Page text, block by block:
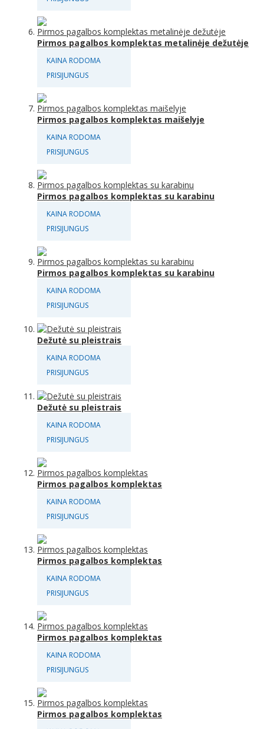
Pirmos pagalbos komplektas metalinėje dežutėje
KAINA RODOMA
PRISIJUNGUS
Pirmos pagalbos komplektas maišelyje
KAINA RODOMA
PRISIJUNGUS
Pirmos pagalbos komplektas su karabinu
KAINA RODOMA
PRISIJUNGUS
Pirmos pagalbos komplektas su karabinu
KAINA RODOMA
PRISIJUNGUS
Dežutė su pleistrais
KAINA RODOMA
PRISIJUNGUS
Dežutė su pleistrais
KAINA RODOMA
PRISIJUNGUS
Pirmos pagalbos komplektas
KAINA RODOMA
PRISIJUNGUS
Pirmos pagalbos komplektas
KAINA RODOMA
PRISIJUNGUS
Pirmos pagalbos komplektas
KAINA RODOMA
PRISIJUNGUS
Pirmos pagalbos komplektas